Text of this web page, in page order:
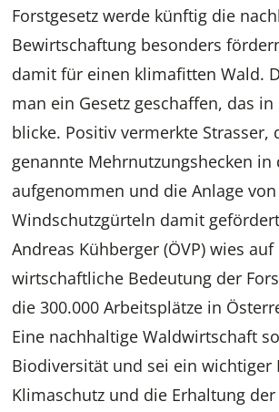
Forstgesetz werde künftig die
Bewirtschaftung besonders
damit für einen klimafitten Wald.
man ein Gesetz geschaffen, das
blicke. Positiv vermerkte Strasser,
genannte Mehrnutzungshecken in
aufgenommen und die Anlage von
Windschutzgürteln damit
Andreas Kühberger (ÖVP) wies
wirtschaftliche Bedeutung der
die 300.000 Arbeitsplätze in
Eine nachhaltige Waldwirtschaft
Biodiversität und sei ein wichtiger
Klimaschutz und die Erhaltung der